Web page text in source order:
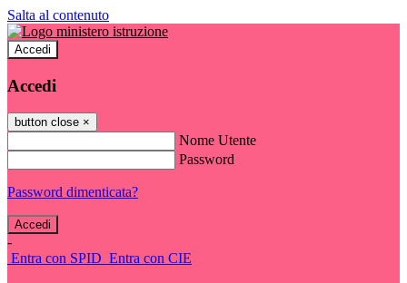
Salta al contenuto
Accedi
Accedi
button close ×
Nome Utente
Password
Password dimenticata?
-
Entra con SPID Entra con CIE